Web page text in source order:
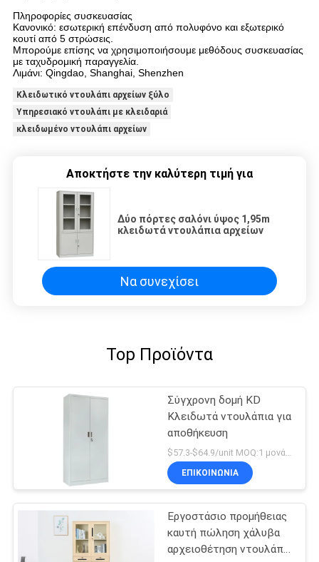
Πληροφορίες συσκευασίας
Κανονικό: εσωτερική επένδυση από πολυφόνο και εξωτερικό
κουτί από 5 στρώσεις.
Μπορούμε επίσης να χρησιμοποιήσουμε μεθόδους συσκευασίας
με ταχυδρομική παραγγελία.
Λιμάνι: Qingdao, Shanghai, Shenzhen
Κλειδωτικό ντουλάπι αρχείων ξύλο
Υπηρεσιακό ντουλάπι με κλειδαριά
κλειδωμένο ντουλάπι αρχείων
Αποκτήστε την καλύτερη τιμή για
Δύο πόρτες σαλόνι ύψος 1,95m
κλειδωτά ντουλάπια αρχείων
Να συνεχίσει
Top Προϊόντα
Σύγχρονη δομή KD
Κλειδωτά ντουλάπια για
αποθήκευση
$57.3-$64.9/unit MOQ:1 μονάδα
ΕΠΙΚΟΙΝΩΝΊΑ
Εργοστάσιο προμήθειας
καυτή πώληση χάλυβα
αρχειοθέτηση ντουλάπι